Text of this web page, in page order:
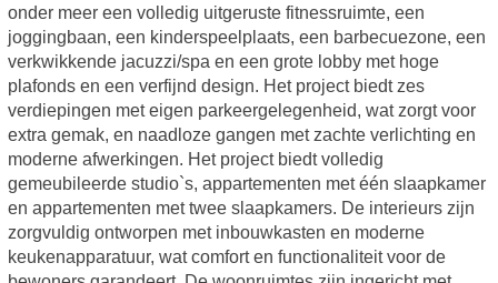
onder meer een volledig uitgeruste fitnessruimte, een
joggingbaan, een kinderspeelplaats, een barbecuezone, een
verkwikkende jacuzzi/spa en een grote lobby met hoge
plafonds en een verfijnd design. Het project biedt zes
verdiepingen met eigen parkeergelegenheid, wat zorgt voor
extra gemak, en naadloze gangen met zachte verlichting en
moderne afwerkingen. Het project biedt volledig
gemeubileerde studio`s, appartementen met één slaapkamer
en appartementen met twee slaapkamers. De interieurs zijn
zorgvuldig ontworpen met inbouwkasten en moderne
keukenapparatuur, wat comfort en functionaliteit voor de